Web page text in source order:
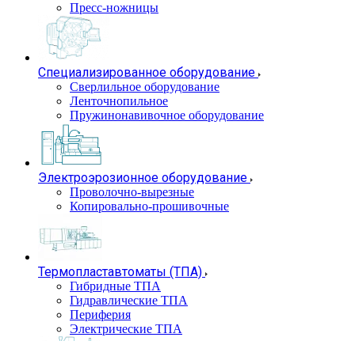
Пресс-ножницы
Специализированное оборудование
Сверлильное оборудование
Ленточнопильное
Пружинонавивочное оборудование
Электроэрозионное оборудование
Проволочно-вырезные
Копировально-прошивочные
Термопластавтоматы (ТПА)
Гибридные ТПА
Гидравлические ТПА
Периферия
Электрические ТПА